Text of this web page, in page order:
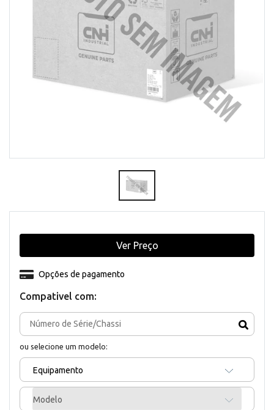
Compativel com:
ou selecione um modelo:
Equipamento
Modelo
Opções de pagamento
Ver Preço